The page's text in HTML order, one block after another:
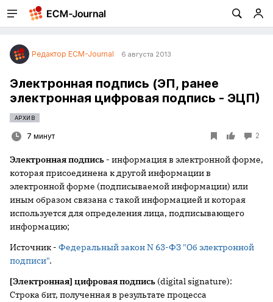
Редактор ECM-Journal 6 августа 2013
Электронная подпись (ЭП, ранее
электронная цифровая подпись - ЭЦП)
АРХИВ
7 минут 2
Электронная подпись - информация в электронной форме,
которая присоединена к другой информации в
электронной форме (подписываемой информации) или
иным образом связана с такой информацией и которая
используется для определения лица, подписывающего
информацию;
Источник - Федеральный закон N 63-ФЗ "Об электронной
подписи".
[Электронная] цифровая подпись (digital signature):
Строка бит, полученная в результате процесса